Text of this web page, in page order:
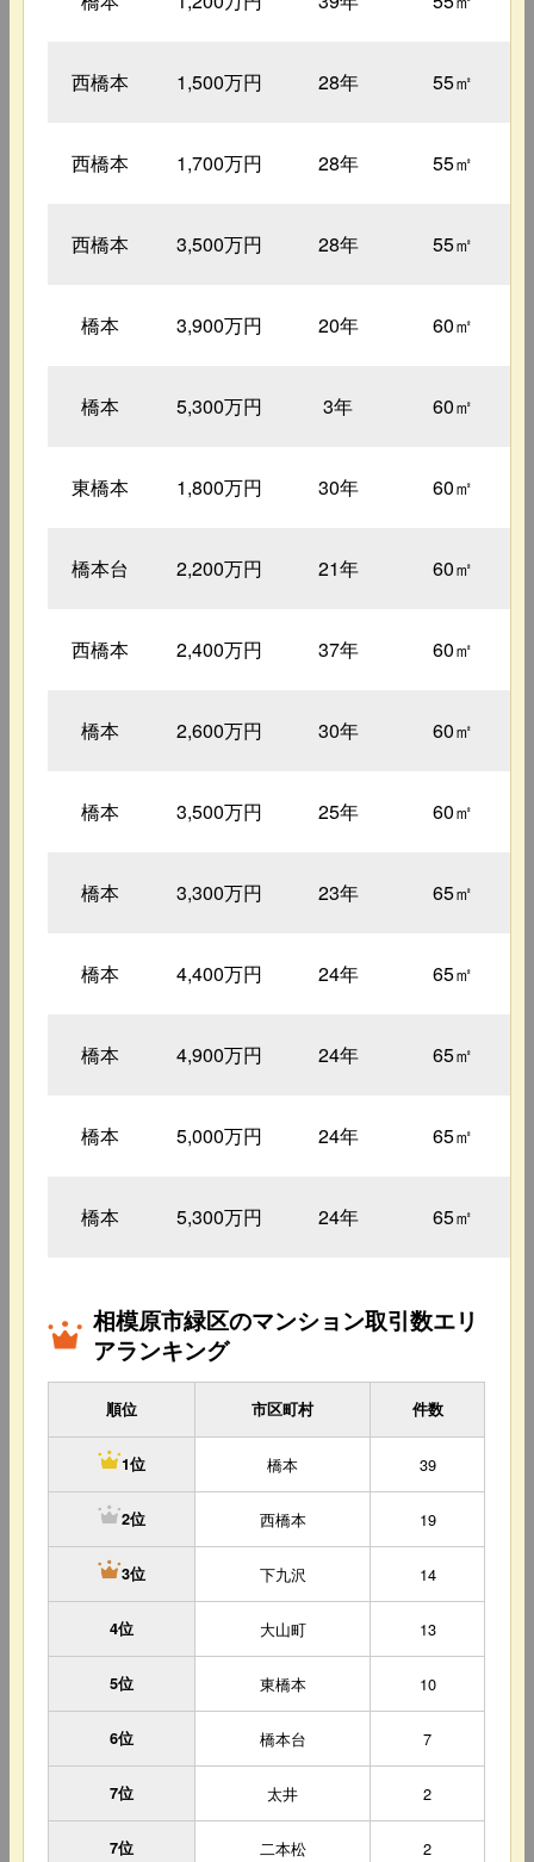
西橋本 1,500万円 28年 55㎡
西橋本 1,700万円 28年 55㎡
西橋本 3,500万円 28年 55㎡
橋本 3,900万円 20年 60㎡
橋本 5,300万円 3年 60㎡
東橋本 1,800万円 30年 60㎡
橋本台 2,200万円 21年 60㎡
西橋本 2,400万円 37年 60㎡
橋本 2,600万円 30年 60㎡
橋本 3,500万円 25年 60㎡
橋本 3,300万円 23年 65㎡
橋本 4,400万円 24年 65㎡
橋本 4,900万円 24年 65㎡
橋本 5,000万円 24年 65㎡
橋本 5,300万円 24年 65㎡
相模原市緑区のマンション取引数エリ
アランキング
順位 市区町村 件数
1位 橋本 39
2位 西橋本 19
3位 下九沢 14
4位 大山町 13
5位 東橋本 10
6位 橋本台 7
7位 太井 2
7位 二本松 2